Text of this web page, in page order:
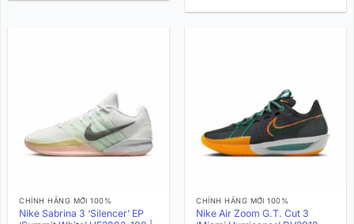
CHÍNH HÃNG MỚI 100%
Nike Sabrina 3 ‘Silencer’ EP
CHÍNH HÃNG MỚI 100%
Nike Air Zoom G.T. Cut 3